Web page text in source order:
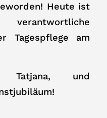
Heute ist
Tagespflege am
Tatjana, und